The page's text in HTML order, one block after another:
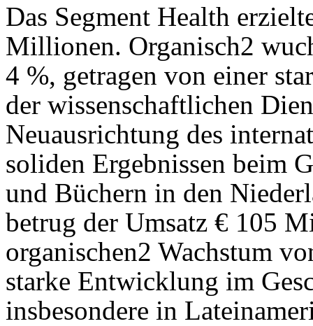
Das Segment Health
Millionen. Organisch2
4 %, getragen von einer
der wissenschaftlichen
Neuausrichtung des
soliden Ergebnissen beim
und Büchern in den
betrug der Umsatz € 105
organischen2 Wachstum
starke Entwicklung im
insbesondere in